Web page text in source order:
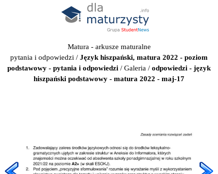
Matura - arkusze maturalne
pytania i odpowiedzi / Język hiszpański, matura 2022 - poziom
podstawowy - pytania i odpowiedzi / Galeria / odpowiedzi - język
hiszpański podstawowy - matura 2022 - maj-17